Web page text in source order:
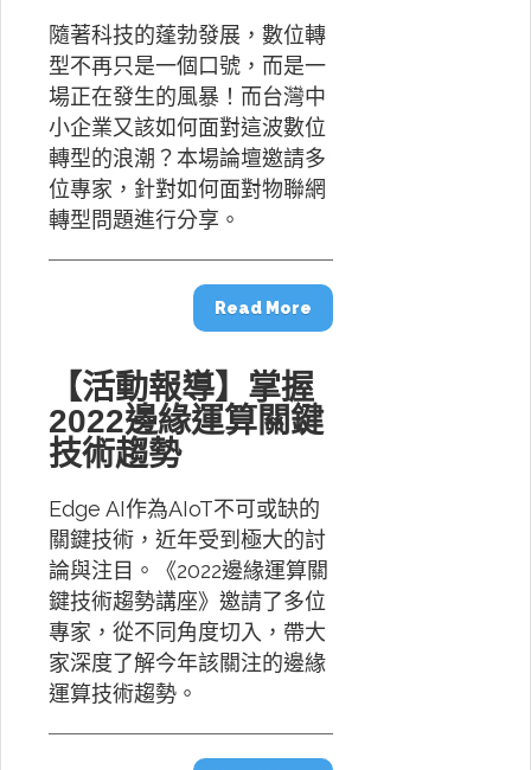
隨著科技的蓬勃發展，數位轉
型不再只是一個口號，而是一
場正在發生的風暴！而台灣中
小企業又該如何面對這波數位
轉型的浪潮？本場論壇邀請多
位專家，針對如何面對物聯網
轉型問題進行分享。
Read More
【活動報導】掌握
2022邊緣運算關鍵
技術趨勢
Edge AI作為AIoT不可或缺的
關鍵技術，近年受到極大的討
論與注目。《2022邊緣運算關
鍵技術趨勢講座》邀請了多位
專家，從不同角度切入，帶大
家深度了解今年該關注的邊緣
運算技術趨勢。